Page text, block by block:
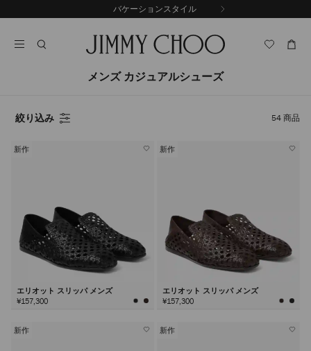
ン
ス
ラ
バケーションスタイル
メンズ カジュアルシューズ
絞り込み 54商品
新作
エリオット スリッパ メンズ
¥157,300
新作
エリオット スリッパ メンズ
¥157,300
新作 新作